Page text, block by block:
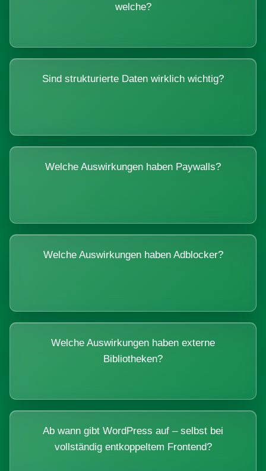
welche?
Sind strukturierte Daten wirklich wichtig?
Welche Auswirkungen haben Paywalls?
Welche Auswirkungen haben Adblocker?
Welche Auswirkungen haben externe
Bibliotheken?
Ab wann gibt WordPress auf – selbst bei
vollständig entkoppeltem Frontend?